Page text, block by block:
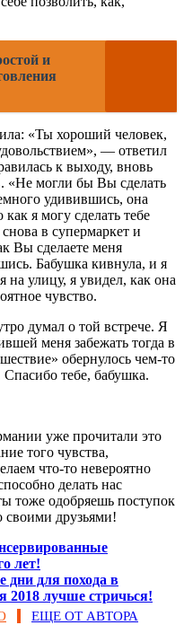
и
«Ты хороший человек,
— ответил
к выходу, вновь
«Не могли бы Вы сделать
удивившись, она
я могу сделать тебе
в супермаркет и
Вы сделаете меня
Бабушка кивнула, и я
улицу, я увидел, как она
чувство.
думал о той встрече. Я
меня забежать тогда в
обернулось чем-то
тебе, бабушка.
уже прочитали это
того чувства,
что-то невероятно
делать нас
тоже одобряешь поступок
своими друзьями!
лет!
дни для похода в
2018 лучше стричься!
ЕЩЕ ОТ АВТОРА